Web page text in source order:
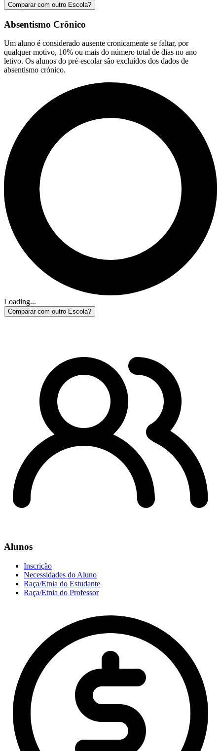
Comparar com outro Escola?
Absentismo Crônico
Um aluno é considerado ausente cronicamente se faltar, por
qualquer motivo, 10% ou mais do número total de dias no ano
letivo. Os alunos do pré-escolar são excluídos dos dados de
absentismo crónico.
Loading...
Comparar com outro Escola?
Alunos
Inscrição
Necessidades do Aluno
Raça/Etnia do Estudante
Raça/Etnia do Professor